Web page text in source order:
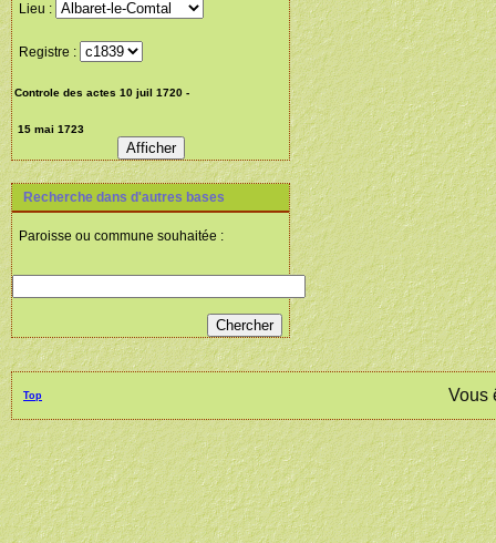
Lieu :
Registre :
Recherche dans d'autres bases
Paroisse ou commune souhaitée :
Top Vous